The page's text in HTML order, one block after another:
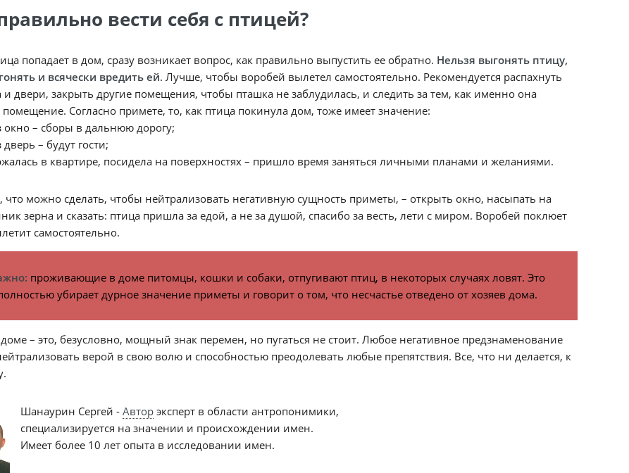
вести себя с птицей?
попадает в дом, сразу возникает вопрос, как правильно выпустить ее обратно. Нельзя выгонять птицу,
и всячески вредить ей. Лучше, чтобы воробей вылетел самостоятельно. Рекомендуется распахнуть
и двери, закрыть другие помещения, чтобы пташка не заблудилась, и следить за тем, как именно она
помещение. Согласно примете, то, как птица покинула дом, тоже имеет значение:
окно – сборы в дальнюю дорогу;
дверь – будут гости;
в квартире, посидела на поверхностях – пришло время заняться личными планами и желаниями.
что можно сделать, чтобы нейтрализовать негативную сущность приметы, – открыть окно, насыпать на
зерна и сказать: птица пришла за едой, а не за душой, спасибо за весть, лети с миром. Воробей поклюет
самостоятельно.
проживающие в доме питомцы, кошки и собаки, отпугивают птиц, в некоторых случаях ловят. Это
убирает дурное значение приметы и говорит о том, что несчастье отведено от хозяев дома.
– это, безусловно, мощный знак перемен, но пугаться не стоит. Любое негативное предзнаменование
верой в свою волю и способностью преодолевать любые препятствия. Все, что ни делается, к
Шанаурин Сергей -Автор эксперт в области антропонимики,
специализируется на значении и происхождении имен.
Имеет более 10 лет опыта в исследовании имен.